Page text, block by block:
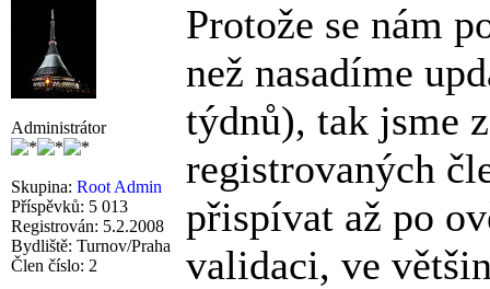
Administrátor
Skupina: Root Admin
Příspěvků: 5 013
Registrován: 5.2.2008
Bydliště: Turnov/Praha
Člen číslo: 2
Protože se nám
než nasadíme
týdnů), tak jsme
registrovaných
přispívat až po
validaci, ve